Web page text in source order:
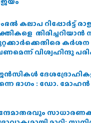
കലാപ റിപ്പോർട്ട്
തിരിച്ചറിയാൻ
കർശന
വിശ്വഹിന്ദു
ഭാഗം : ഡോ.